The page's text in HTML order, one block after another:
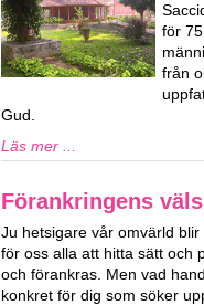
för
från
Gud.
Läs mer ...
Förankringens
Ju hetsigare vår omvärld
för oss alla att hitta sätt och
och förankras. Men vad
konkret för dig som söker